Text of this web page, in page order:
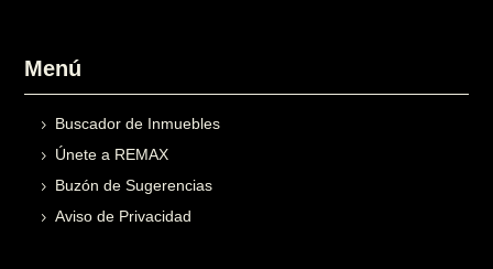
Menú
Buscador de Inmuebles
Únete a REMAX
Buzón de Sugerencias
Aviso de Privacidad